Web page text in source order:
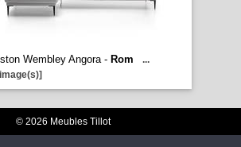
Wembley Angora - Rom
...
© 2026 Meubles Tillot